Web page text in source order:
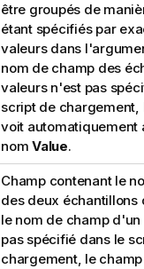
être groupés de
étant spécifiés par
valeurs dans
nom de champ des
valeurs n'est pas
script de chargement,
voit automatiquement
nom Value.
Champ contenant le
des deux échantillons
le nom de champ
pas spécifié dans le
chargement, le